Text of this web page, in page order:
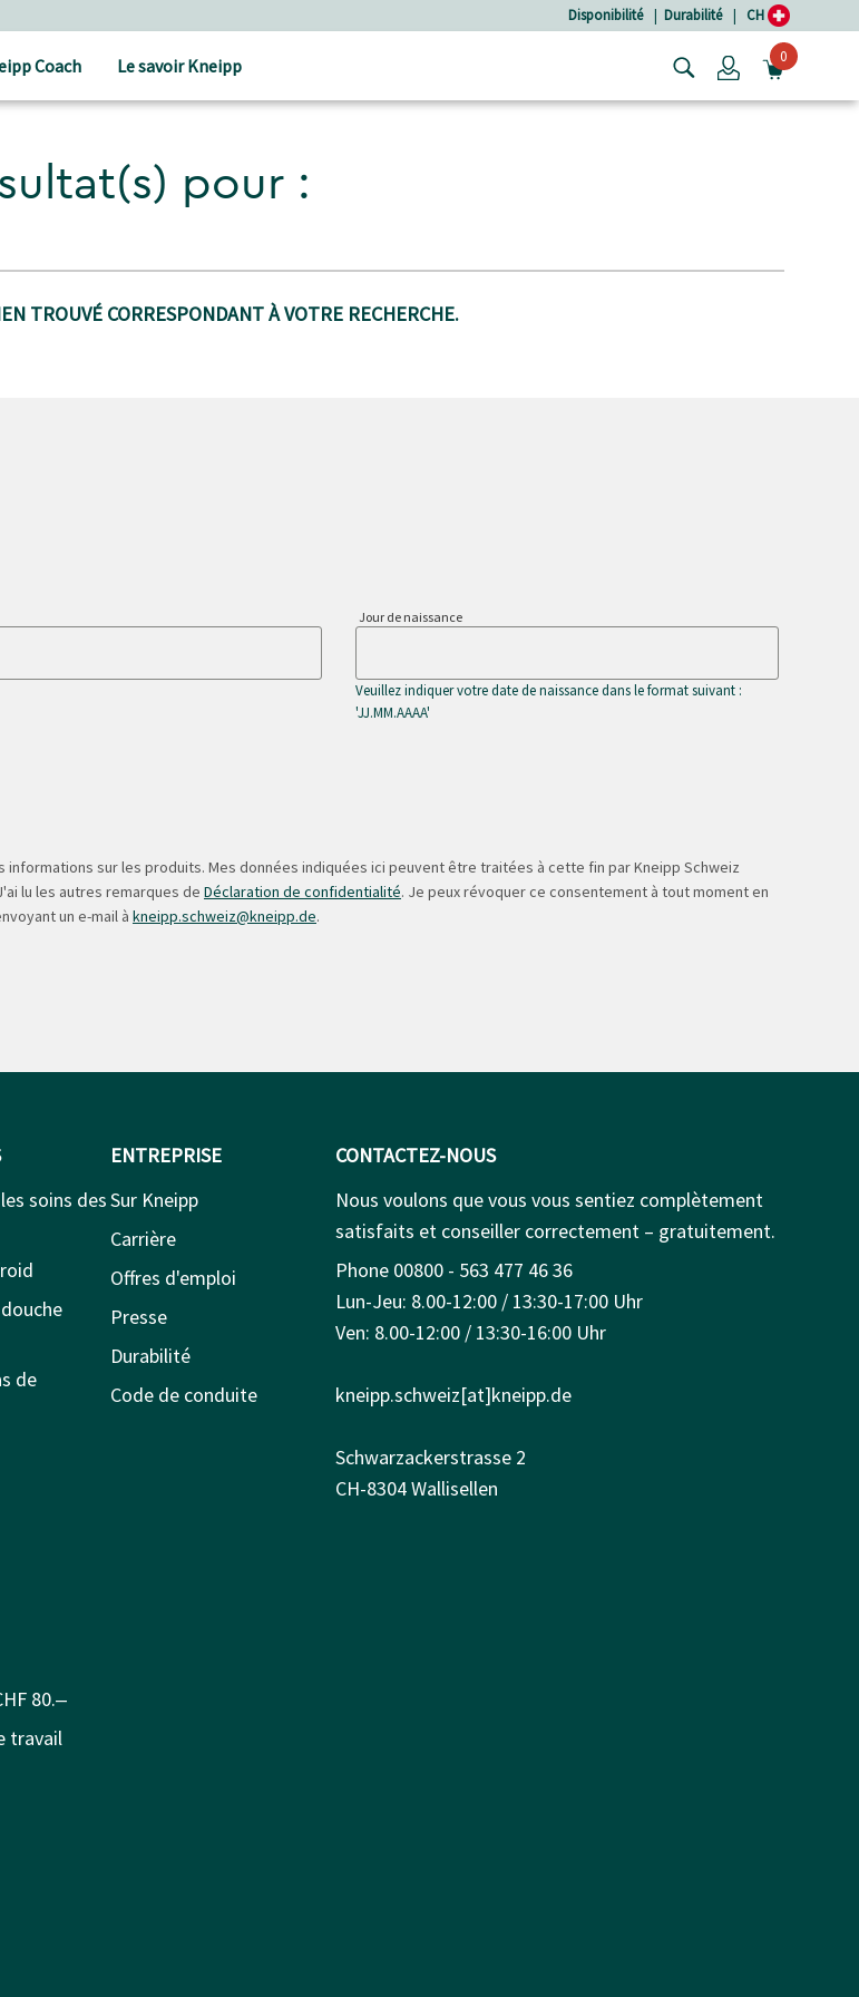
Disponibilité | Durabilité | CH
Coach Le savoir Kneipp Login0
pour :
TROUVÉ CORRESPONDANT À VOTRE RECHERCHE.
Jour de naissance
Veuillez indiquer votre date de naissance dans le format suivant :
'JJ.MM.AAAA'
sur les produits. Mes données indiquées ici peuvent être traitées à cette fin par Kneipp Schweiz
lu les autres remarques de Déclaration de confidentialité. Je peux révoquer ce consentement à tout moment en
un e-mail à kneipp.schweiz@kneipp.de.
soins des
de
ENTREPRISE
Sur Kneipp
Carrière
Offres d'emploi
Presse
Durabilité
Code de conduite
CONTACTEZ-NOUS
Nous voulons que vous vous sentiez complètement
satisfaits et conseiller correctement – gratuitement.
Phone 00800 - 563 477 46 36
Lun-Jeu: 8.00-12:00 / 13:30-17:00 Uhr
Ven: 8.00-12:00 / 13:30-16:00 Uhr
kneipp.schweiz[at]kneipp.de
Schwarzackerstrasse 2
CH-8304 Wallisellen
80.‒
travail